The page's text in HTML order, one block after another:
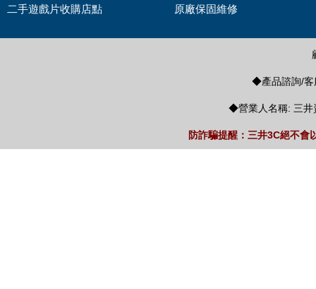
二手遊戲片收購店點
原廠保固維修
◆產品諮詢/客
◆營業人名稱: 三井
防詐騙提醒：三井3C絕不會